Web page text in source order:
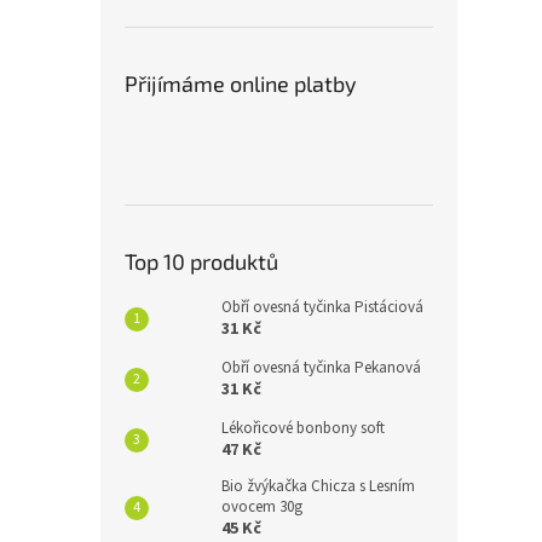
Přijímáme online platby
Top 10 produktů
Obří ovesná tyčinka Pistáciová
31 Kč
Obří ovesná tyčinka Pekanová
31 Kč
Lékořicové bonbony soft
47 Kč
Bio žvýkačka Chicza s Lesním
ovocem 30g
45 Kč